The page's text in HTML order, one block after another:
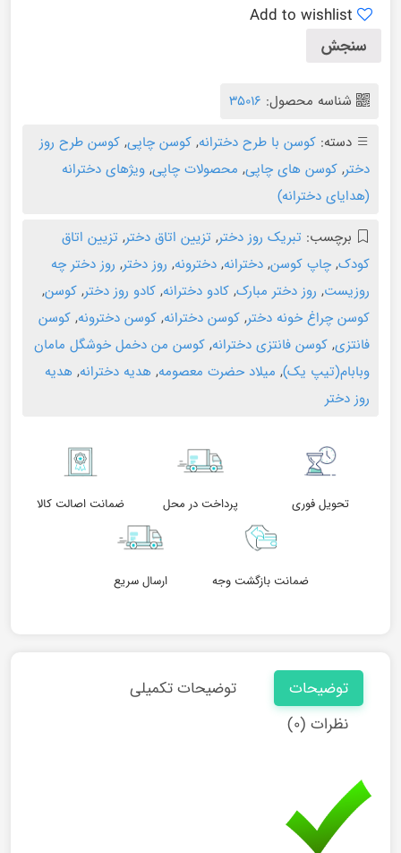
Add to wishlist
سنجش
شناسه محصول: 35016
دسته: کوسن با طرح دخترانه, کوسن چاپی, کوسن طرح روز
دختر, کوسن های چاپی, محصولات چاپی, ویژهای دخترانه
(هدایای دخترانه)
برچسب: تبریک روز دختر, تزیین اتاق دختر, تزیین اتاق
کودک, چاپ کوسن, دخترانه, دخترونه, روز دختر, روز دختر چه
روزیست, روز دختر مبارک, کادو دخترانه, کادو روز دختر, کوسن,
کوسن چراغ خونه دختر, کوسن دخترانه, کوسن دخترونه, کوسن
فانتزی, کوسن فانتزی دخترانه, کوسن من دخمل خوشگل مامان
وبابام(تیپ یک), میلاد حضرت معصومه, هدیه دخترانه, هدیه
روز دختر
تحویل فوری پرداخت در محل ضمانت اصالت کالا
ضمانت بازگشت وجه ارسال سریع
توضیحات
توضیحات تکمیلی
نظرات (۰)